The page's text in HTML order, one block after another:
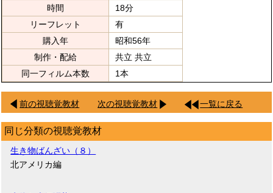
時間
18分
リーフレット
有
購入年
昭和56年
制作・配給
共立 共立
同一フィルム本数
1本
前の視聴覚教材 次の視聴覚教材 一覧に戻る
同じ分類の視聴覚教材
生き物ばんざい（８）
北アメリカ編